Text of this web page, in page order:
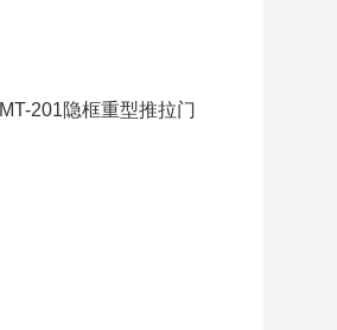
MT-201隐框重型推拉门